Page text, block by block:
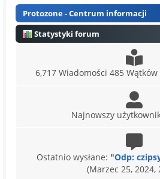
Protozone - Centrum informacji
Statystyki forum
6,717 Wiadomości 485
Najnowszy
Ostatnio wysłane: "Odp:
(Marzec 25, 2024,